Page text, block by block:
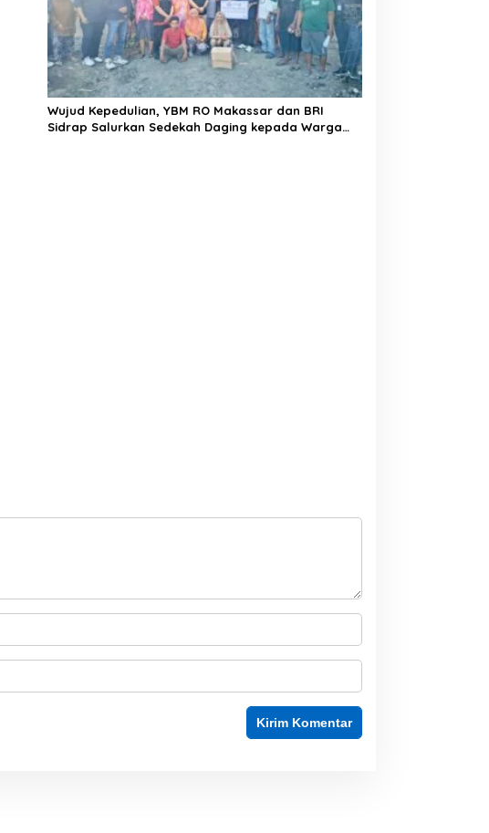
Wujud Kepedulian, YBM RO Makassar dan BRI
Sidrap Salurkan Sedekah Daging kepada Warga